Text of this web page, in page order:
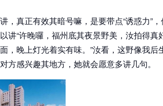
，真正有效其暗号嘛，是要带点“诱惑力”
讲“许晚囉，福州底其夜景野美，汝拍得
，晚上灯光着实有味。”汝看，这野像我
方感兴趣其地方，她就会愿意多讲几句。